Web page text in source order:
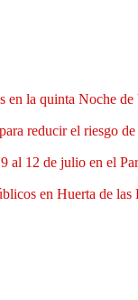
la quinta Noche de
reducir el riesgo
al 12 de julio en el
en Huerta de las